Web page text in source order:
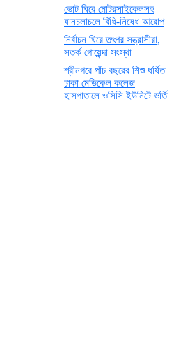
ভোট ঘিরে মোটরসাইকেলসহ
যানচলাচলে বিধি-নিষেধ আরোপ
নির্বাচন ঘিরে তৎপর সন্ত্রাসীরা,
সতর্ক গোয়েন্দা সংস্থা
শ্রীনগরে পাঁচ বছরের শিশু ধর্ষিত
ঢাকা মেডিকেল কলেজ
হাসপাতালে ওসিসি ইউনিটে ভর্তি